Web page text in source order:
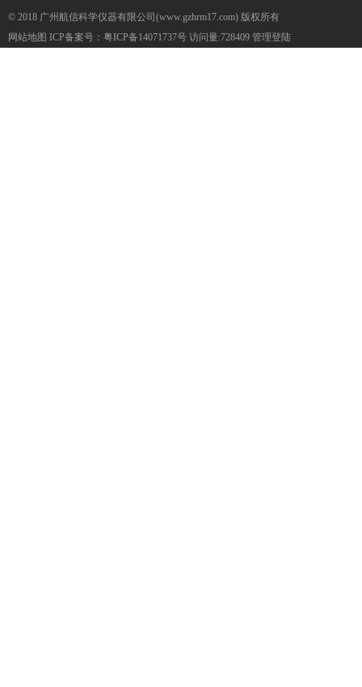
© 2018 广州航信科学仪器有限公司(www.gzhrm17.com) 版权所有
网站地图 ICP备案号： 粤ICP备14071737号 访问量:728409 管理登陆